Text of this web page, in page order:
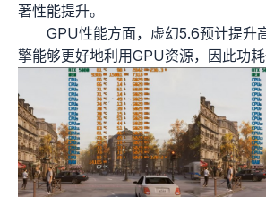
著性能提升。
GPU性能方面，虚幻5.6预计提升
擎能够更好地利用GPU资源，因此功耗